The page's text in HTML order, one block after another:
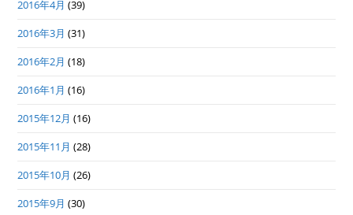
2016年4月 (39)
2016年3月 (31)
2016年2月 (18)
2016年1月 (16)
2015年12月 (16)
2015年11月 (28)
2015年10月 (26)
2015年9月 (30)